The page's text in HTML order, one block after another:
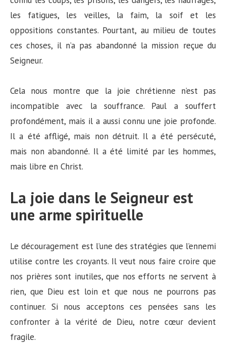
les fatigues, les veilles, la faim, la soif et les
oppositions constantes. Pourtant, au milieu de toutes
ces choses, il n’a pas abandonné la mission reçue du
Seigneur.
Cela nous montre que la joie chrétienne n’est pas
incompatible avec la souffrance. Paul a souffert
profondément, mais il a aussi connu une joie profonde.
Il a été affligé, mais non détruit. Il a été persécuté,
mais non abandonné. Il a été limité par les hommes,
mais libre en Christ.
La joie dans le Seigneur est
une arme spirituelle
Le découragement est l’une des stratégies que l’ennemi
utilise contre les croyants. Il veut nous faire croire que
nos prières sont inutiles, que nos efforts ne servent à
rien, que Dieu est loin et que nous ne pourrons pas
continuer. Si nous acceptons ces pensées sans les
confronter à la vérité de Dieu, notre cœur devient
fragile.